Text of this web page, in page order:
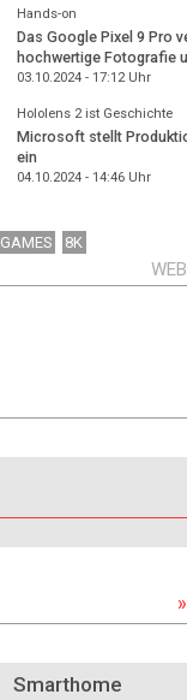
Hands-on
Das Google Pixel 9 Pro
hochwertige Fotografie
03.10.2024 - 17:12Uhr
Hololens 2 ist Geschichte
Microsoft stellt
ein
04.10.2024 - 14:46Uhr
GAMES 8K
Smarthome